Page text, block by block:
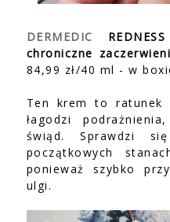
DERMEDIC
chroniczne
84,99 zł/40 ml - w
Ten krem to
łagodzi
świąd. Sprawdzi
początkowych
ponieważ szybko
ulgi.